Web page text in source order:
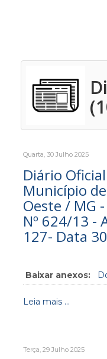
Quarta, 30 Julho 2025
Diário
Município
Oeste / MG
Nº 624/13 -
127- Data
Baixar anexos:
Leia mais ...
Terça, 29 Julho 2025